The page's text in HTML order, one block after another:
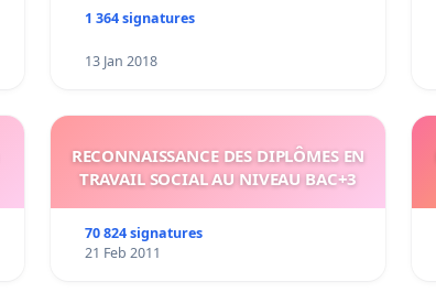
1 364 signatures
13 Jan 2018
RECONNAISSANCE DES DIPLÔMES EN
TRAVAIL SOCIAL AU NIVEAU BAC+3
70 824 signatures
21 Feb 2011